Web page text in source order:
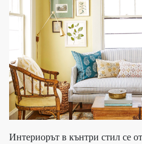
Интериорът в кънтри стил се